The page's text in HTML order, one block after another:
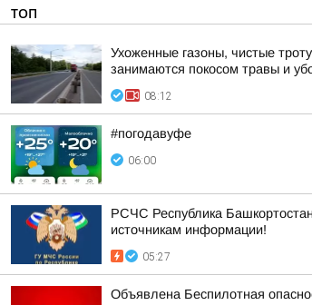
ТОП
Ухоженные газоны, чистые
занимаются покосом травы и
08:12
#погодавуфе
06:00
РСЧС Республика
источникам информации!
05:27
Объявлена Беспилотная